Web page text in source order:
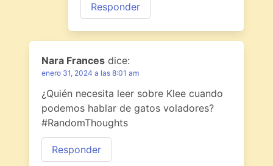
Responder
Nara Frances dice:
enero 31, 2024 a las 8:01 am
¿Quién necesita leer sobre Klee cuando
podemos hablar de gatos voladores?
#RandomThoughts
Responder